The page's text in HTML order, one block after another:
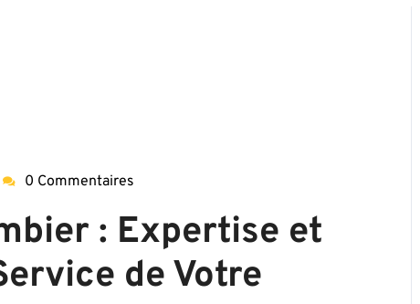
plombierparis17-
0 Commentaires
: Expertise et
de Votre